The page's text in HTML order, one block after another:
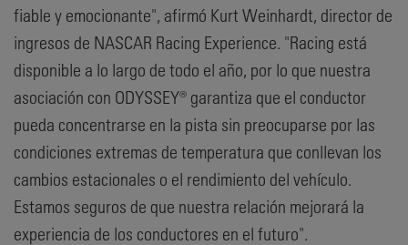
fiable y emocionante", afirmó Kurt Weinhardt, director de
ingresos de NASCAR Racing Experience. "Racing está
disponible a lo largo de todo el año, por lo que nuestra
asociación con ODYSSEY® garantiza que el conductor
pueda concentrarse en la pista sin preocuparse por las
condiciones extremas de temperatura que conllevan los
cambios estacionales o el rendimiento del vehículo.
Estamos seguros de que nuestra relación mejorará la
experiencia de los conductores en el futuro".